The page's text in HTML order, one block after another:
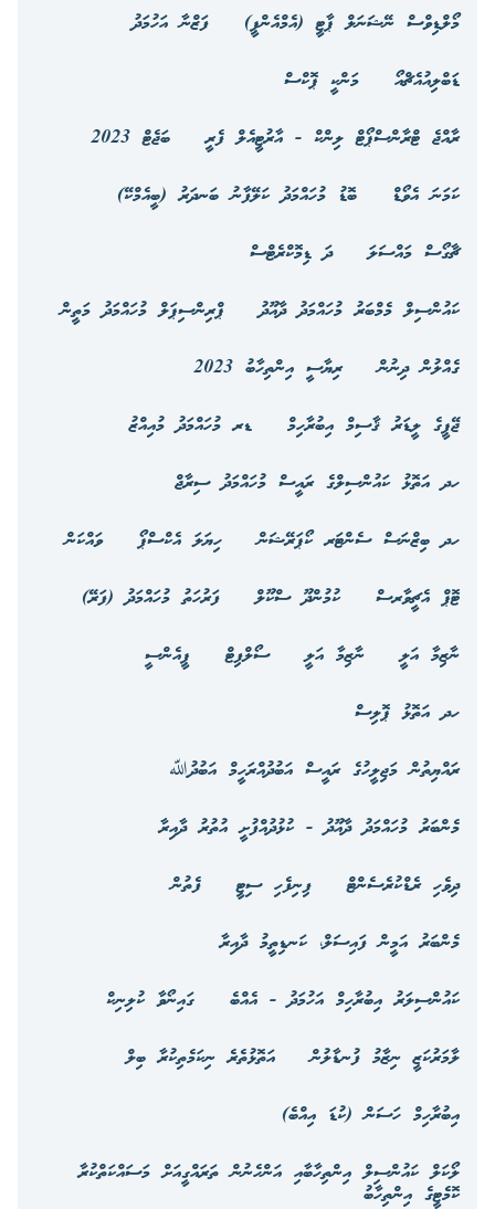
މޯލްޑިވްސް ނޭޝަނަލް ޕާޓީ (އެމްއެންޕީ)
ފަޒްނާ އަހުމަދު
ޑަބްލިއުއެޗްއޯ
މަންކީ ޕޮކްސް
ރާއްޖެ ޓްރާންސްޕޯޓް ލިންކް - އާރުޓީއެލް ފެރީ
ބަޖެޓް 2023
ކަމަނަ އެވޯޑް
ބޮޑު މުހައްމަދު ކަލޭފާނު ބަނދަރު (ބީއެމްކޭ)
ޗާގޯސް މައްސަލަ
ދަ ޑިމޮކްރެޓްސް
ކައުންސިލް މެމްބަރު މުހައްމަދު ދާއޫދު
ޕްރިންސިޕަލް މުހައްމަދު މަތީން
ގެއްލުން ދިނުން
ރިޔާސީ އިންތިހާބު 2023
ޖޭޕީގެ ލީޑަރު ޤާސިމް އިބުރާހިމް
ޑރ މުހައްމަދު މުއިއްޒު
ހދ އަތޮޅު ކައުންސިލްގެ ރައީސް މުހައްމަދު ސިރާޖް
ހދ ބިޒްނަސް ސެންޓަރ ކޯޕަރޭޝަން
ހިޔަލަ އެކްސްޕޯ
ވައްކަން
ޓޮޕް އެޗީވާރސް
ކުމުންދޫ ސްކޫލް
ފަރުހަތު މުހައްމަދު (ފަރޭ)
ނާޒިމާ އަލީ
ނާޒިމާ އަލީ ސޯލްފިޓް
ޕީއެންސީ
ހދ އަތޮޅު ޕޮލިސް
ރައްޔިތުން މަޖިލީހުގެ ރައީސް އަބުދުއްރަހީމް އަބުދުﷲ
މެންބަރު މުހައްމަދު ދާއޫދު - ކުޅުދުއްފުށީ އުތުރު ދާއިރާ
ދިވެހި ރެޑްކުރެސެންޓް
ފިނިފެހި ސިޓީ
ފެތުން
މެންބަރު އަމީން ފައިސަލް، ކަނޑިތީމު ދާއިރާ
ކައުންސިލަރު އިބުރާހިމް އަހުމަދު - އެއްބެ
ގައިނޯވާ ކުލިނިކް
ލާމަރުކަޒީ ނިޒާމު ފުނޑާލުން
އަތޮޅުތެރެ ނިކަމެތިކުރާ ބިލް
އިބުރާހިމް ހަސަން (ކުޑަ އިއްބެ)
ލޯކަލް ކައުންސިލް އިންތިހާބާއި އަންހެނުން ތަރައްގީއަށް މަސައްކަތްކުރާ
ކޮމެޓީގެ އިންތިހާބު